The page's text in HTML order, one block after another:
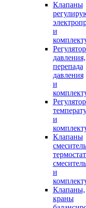
Клапаны
и
давления,
перепада
давления
и
и
Клапаны
и
Клапаны,
краны